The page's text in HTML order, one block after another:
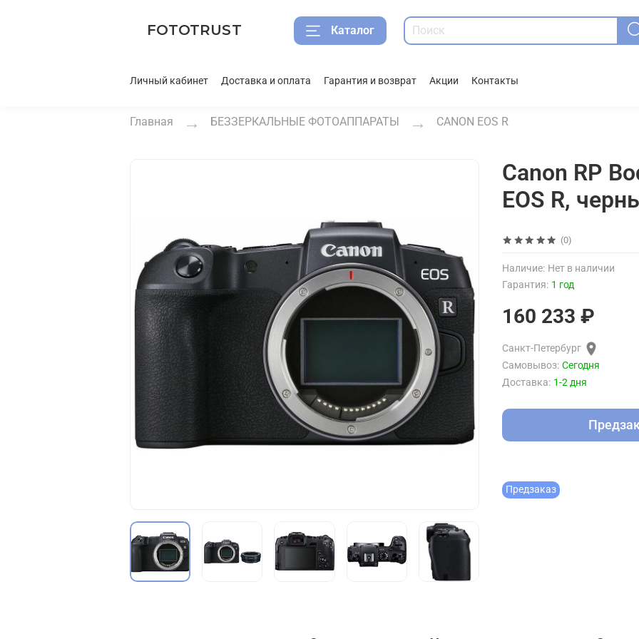
FOTOTRUST Каталог
Личный кабинет Доставка и оплата Гарантия и возврат Акции Контакты
Главная БЕЗЗЕРКАЛЬНЫЕ ФОТОАППАРАТЫ CANON EOS R
(0)
Наличие: Нет в наличии
Гарантия: 1 год
Предзаказ
Canon RP
EOS R,
160 233 ₽
Санкт-Петербург
Самовывоз: Сегодня
Доставка: 1-2 дня